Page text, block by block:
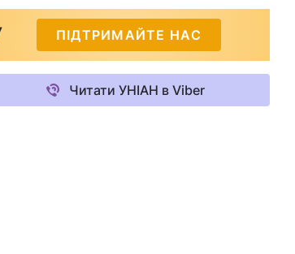
ПІДТРИМАЙТЕ НАС
Читати УНІАН в Viber